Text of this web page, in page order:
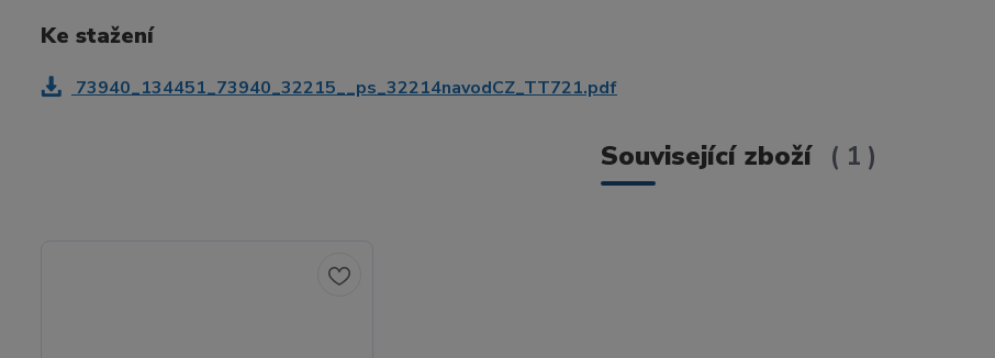
Ke stažení
73940_134451_73940_32215__ps_32214navodCZ_TT721.pdf
Související zboží 1